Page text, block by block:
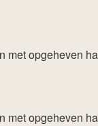
met opgeheven
met opgeheven